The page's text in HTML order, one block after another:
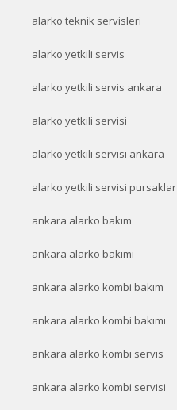
alarko teknik servisleri
alarko yetkili servis
alarko yetkili servis ankara
alarko yetkili servisi
alarko yetkili servisi ankara
alarko yetkili servisi pursaklar
ankara alarko bakım
ankara alarko bakımı
ankara alarko kombi bakım
ankara alarko kombi bakımı
ankara alarko kombi servis
ankara alarko kombi servisi